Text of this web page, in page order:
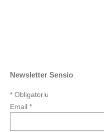
Newsletter Sensio
* Obligatoriu
Email *